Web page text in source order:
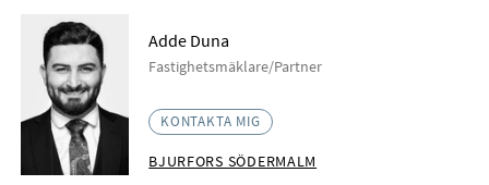
Adde Duna
Fastighetsmäklare/Partner
KONTAKTA MIG
BJURFORS SÖDERMALM